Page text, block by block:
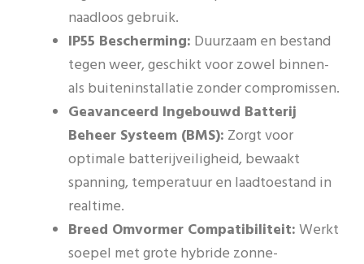
naadloos gebruik.
IP55 Bescherming: Duurzaam en bestand
tegen weer, geschikt voor zowel binnen-
als buiteninstallatie zonder compromissen.
Geavanceerd Ingebouwd Batterij
Beheer Systeem (BMS): Zorgt voor
optimale batterijveiligheid, bewaakt
spanning, temperatuur en laadtoestand in
realtime.
Breed Omvormer Compatibiliteit:Werkt
soepel met grote hybride zonne-